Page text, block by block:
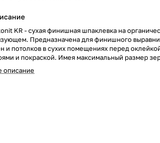
KR - сухая финишная шпаклевка на
Предназначена для финишного
и потолков в сухих помещениях перед
и покраской. Имея максимальный размер
0,3 мм, она позволяет создать гладкий матовый
слой. Применяется для внутренних работ.
описание